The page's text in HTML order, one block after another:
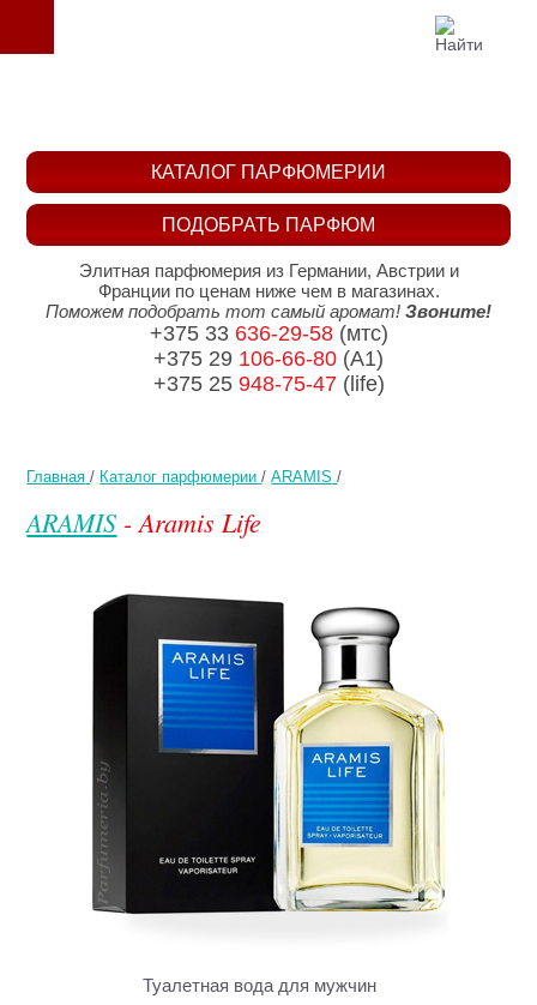
Главная / Каталог парфюмерии /ARAMIS /
ARAMIS - Aramis Life
Туалетная вода для мужчин
ПОДОБРАТЬ ПАРФЮМ
КАТАЛОГ ПАРФЮМЕРИИ
Элитная парфюмерия из Германии, Австрии и
Франции по ценам ниже чем в магазинах.
Поможем подобрать тот самый аромат! Звоните!
+375 33 636-29-58(мтс)
+375 29 106-66-80 (A1)
+375 25 948-75-47(life)